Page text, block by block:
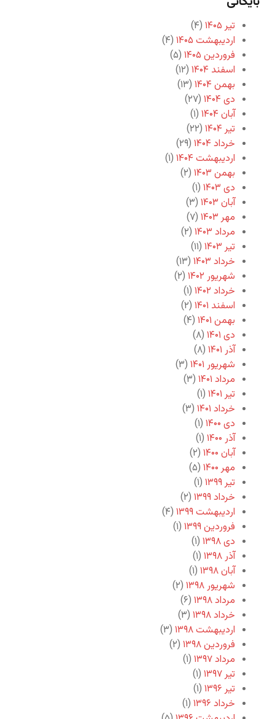
تیر ۱۴۰۵
(۴)
اردیبهشت ۱۴۰۵
(۴)
فروردین ۱۴۰۵
(۵)
اسفند ۱۴۰۴
(۱۲)
بهمن ۱۴۰۴
(۱۳)
دی ۱۴۰۴
(۲۷)
آبان ۱۴۰۴
(۱)
تیر ۱۴۰۴
(۲۲)
خرداد ۱۴۰۴
(۲۹)
اردیبهشت ۱۴۰۴
(۱)
بهمن ۱۴۰۳
(۲)
دی ۱۴۰۳
(۱)
آبان ۱۴۰۳
(۳)
مهر ۱۴۰۳
(۷)
مرداد ۱۴۰۳
(۲)
تیر ۱۴۰۳
(۱۱)
خرداد ۱۴۰۳
(۱۳)
شهریور ۱۴۰۲
(۲)
خرداد ۱۴۰۲
(۱)
اسفند ۱۴۰۱
(۲)
بهمن ۱۴۰۱
(۴)
دی ۱۴۰۱
(۸)
آذر ۱۴۰۱
(۸)
شهریور ۱۴۰۱
(۳)
مرداد ۱۴۰۱
(۳)
تیر ۱۴۰۱
(۱)
خرداد ۱۴۰۱
(۳)
دی ۱۴۰۰
(۱)
آذر ۱۴۰۰
(۱)
آبان ۱۴۰۰
(۲)
مهر ۱۴۰۰
(۵)
تیر ۱۳۹۹
(۱)
خرداد ۱۳۹۹
(۲)
اردیبهشت ۱۳۹۹
(۴)
فروردین ۱۳۹۹
(۱)
دی ۱۳۹۸
(۱)
آذر ۱۳۹۸
(۱)
آبان ۱۳۹۸
(۱)
شهریور ۱۳۹۸
(۲)
مرداد ۱۳۹۸
(۶)
خرداد ۱۳۹۸
(۳)
اردیبهشت ۱۳۹۸
(۳)
فروردین ۱۳۹۸
(۲)
مرداد ۱۳۹۷
(۱)
تیر ۱۳۹۷
(۱)
تیر ۱۳۹۶
(۱)
خرداد ۱۳۹۶
(۱)